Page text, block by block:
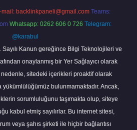
mail: backlinkpaneli@gmail.com Teams:
Whatsapp: 0262 606 0 726 Telegram:
@karabul
Sayılı Kanun gereğince Bilgi Teknolojileri ve
onaylanmış bir Yer Sağlayıcı olarak
nedenle, sitedeki içerikleri proaktif olarak
yükümlülüğümüz bulunmamaktadır. Ancak,
sorumluluğunu taşımakta olup, siteye
kabul etmiş sayılırlar. Bu internet sitesi,
veya şahıs şirketi ile hiçbir bağlantısı